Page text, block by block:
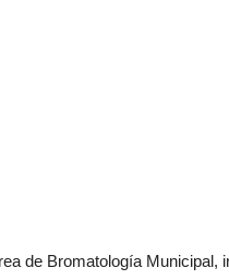
de Bromatología Municipal,